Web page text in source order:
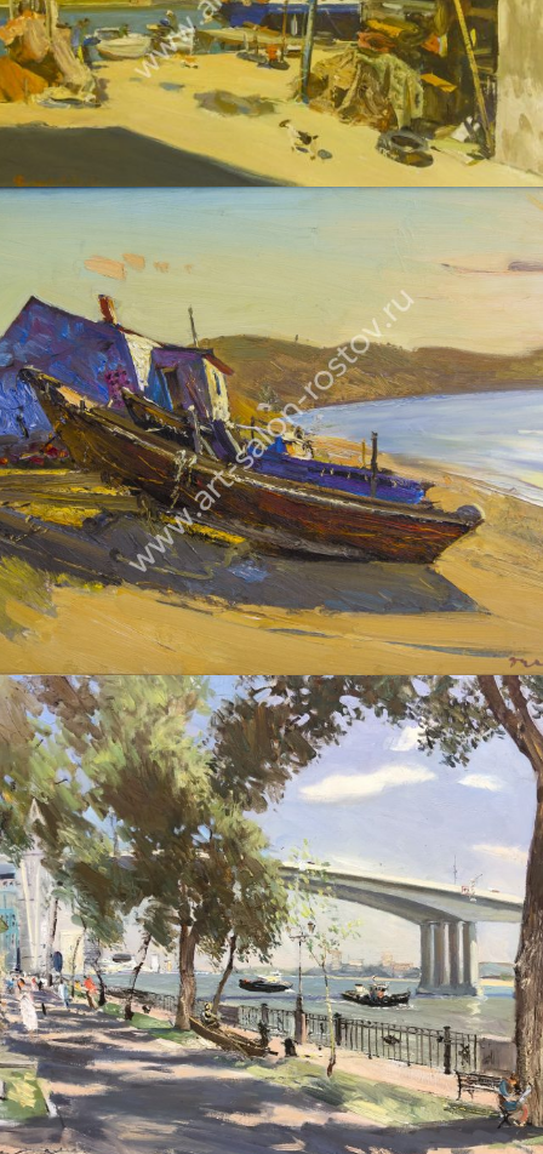
ДУДЧЕНКО НИКОЛАЙ
ДУДЧЕНКО НИКОЛАЙ